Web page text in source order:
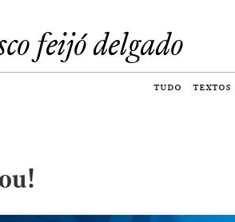
feijó delgado
tudo textos